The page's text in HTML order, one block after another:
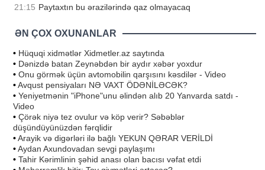
21:15 Paytaxtın bu ərazilərində qaz olmayacaq
ƏN ÇOX OXUNANLAR
• Hüquqi xidmətlər Xidmetler.az saytında
• Dənizdə batan Zeynəbdən bir aydır xəbər yoxdur
• Onu görmək üçün avtomobilin qarşısını kəsdilər - Video
•Avqust pensiyaları NƏ VAXT ÖDƏNİLƏCƏK?
• Yeniyetmənin "iPhone"unu əlindən alıb 20 Yanvarda satdı -
Video
• Çörək niyə tez ovulur və köp verir? Səbəblər
düşündüyünüzdən fərqlidir
•Arayik və digərləri ilə bağlı YEKUN QƏRAR VERİLDİ
•Aydan Axundovadan sevgi paylaşımı
• Tahir Kərimlinin şəhid anası olan bacısı vəfat etdi